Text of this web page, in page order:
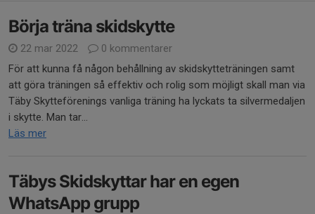
Börja träna skidskytte
22 mar 2022
0 kommentarer
För att kunna få någon behållning av skidskytteträningen samt
att göra träningen så effektiv och rolig som möjligt skall man via
Täby Skytteförenings vanliga träning ha lyckats ta silvermedaljen
i skytte. Man tar...
Läs mer
Täbys Skidskyttar har en egen
WhatsApp grupp